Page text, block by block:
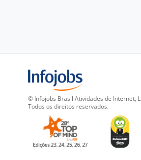
© Infojobs Brasil Atividades de Internet,
Todos os direitos reservados.